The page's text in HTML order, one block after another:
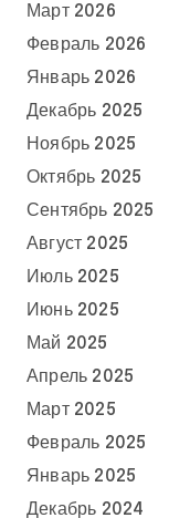
Март 2026
Февраль 2026
Январь 2026
Декабрь 2025
Ноябрь 2025
Октябрь 2025
Сентябрь 2025
Август 2025
Июль 2025
Июнь 2025
Май 2025
Апрель 2025
Март 2025
Февраль 2025
Январь 2025
Декабрь 2024